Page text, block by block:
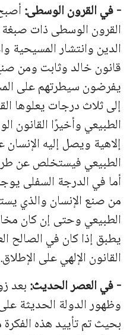
-فيالقرونالوسطى:
القرونالوسطىذاتصبغة
الدينوانتشارالمسيحية
قانونخالدوثابتومن
يفرضونسيطرتهمعلى
إلى ثلاث درجات يعلوها
الطبيعي وأخيرًا القانون
إلاهية ويصل إليه
الطبيعي فيستخلص عن
أما في الدرجة السفلى
من صنع الإنسان والذي
الطبيعي وحتى إن كان
يطبق إذا كان في الصالح
القانون الإلهي على الإطلاق.
-فيالعصرالحديث:بعد
وظهورالدولة الحديثة
بحيث تم تأييد هذه